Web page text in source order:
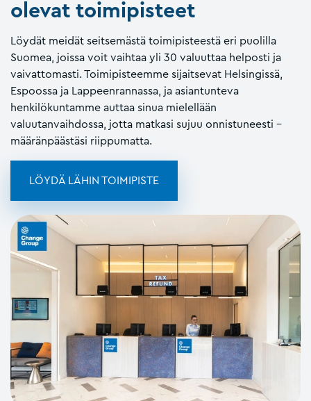
olevat toimipisteet
Löydät meidät seitsemästä toimipisteestä eri puolilla
Suomea, joissa voit vaihtaa yli 30 valuuttaa helposti ja
vaivattomasti. Toimipisteemme sijaitsevat Helsingissä,
Espoossa ja Lappeenrannassa, ja asiantunteva
henkilökuntamme auttaa sinua mielellään
valuutanvaihdossa, jotta matkasi sujuu onnistuneesti –
määränpäästäsi riippumatta.
LÖYDÄ LÄHIN TOIMIPISTE